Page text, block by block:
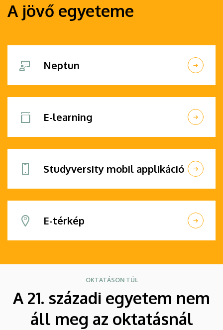
A jövő egyeteme
Neptun
E-learning
Studyversity mobil applikáció
E-térkép
OKTATÁSON TÚL
A 21. századi egyetem nem
áll meg az oktatásnál